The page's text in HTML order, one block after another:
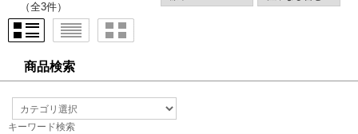
（全3件）
商品検索
キーワード検索